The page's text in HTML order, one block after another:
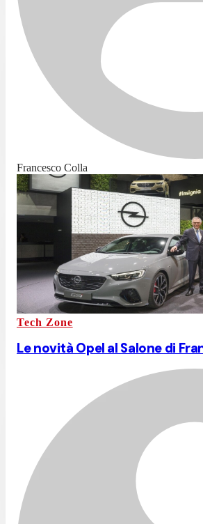
Francesco Colla
Tech Zone
Le novità Opel al Salone di